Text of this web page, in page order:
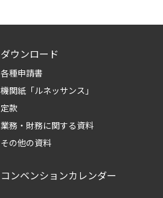
ダウンロード
各種申請書
機関紙「ルネッサンス」
定款
業務・財務に関する資料
その他の資料
コンベンションカレンダー